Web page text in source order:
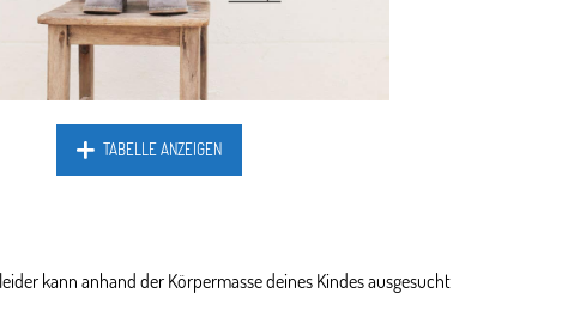
TABELLE ANZEIGEN
kann anhand der Körpermasse deines Kindes ausgesucht